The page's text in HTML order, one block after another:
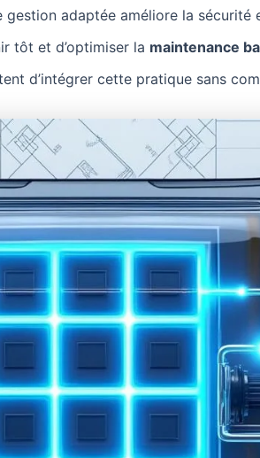
gestion adaptée améliore la sécurité
tôt et d’optimiser la maintenance
d’intégrer cette pratique sans